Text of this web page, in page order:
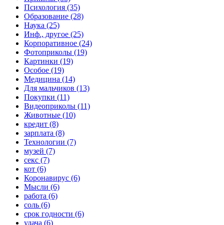
Психология (35)
Образование (28)
Наука (25)
Инф., другое (25)
Корпоративное (24)
Фотоприколы (19)
Картинки (19)
Особое (19)
Медицина (14)
Для мальчиков (13)
Покупки (11)
Видеоприколы (11)
Животные (10)
кредит (8)
зарплата (8)
Технологии (7)
музей (7)
секс (7)
кот (6)
Коронавирус (6)
Мысли (6)
работа (6)
соль (6)
срок годности (6)
удача (6)